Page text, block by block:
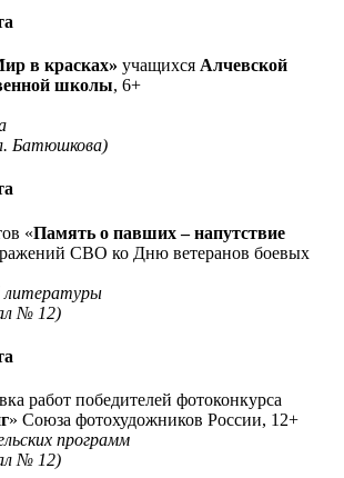
в красках» учащихся Алчевской
школы, 6+
Батюшкова)
«Память о павших – напутствие
СВО ко Дню ветеранов боевых
литературы
№ 12)
работ победителей фотоконкурса
» Союза фотохудожников России, 12+
программ
№ 12)